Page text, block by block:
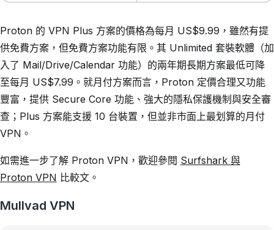
Proton 的 VPN Plus 方案的價格為每月 US$9.99，雖然有提
供免費方案，但免費方案功能有限。其 Unlimited 套裝軟體（加
入了 Mail/Drive/Calendar 功能）的兩年期長期方案最低可降
至每月 US$7.99。就月付方案而言，Proton 定價合理又功能
豐富，提供 Secure Core 功能、強大的隱私保護機制與安全審
查；Plus 方案能支援 10 台裝置，但並非市面上最划算的月付
VPN。
如需進一步了解 Proton VPN，歡迎參閱 Surfshark 與
Proton VPN 比較文。
Mullvad VPN